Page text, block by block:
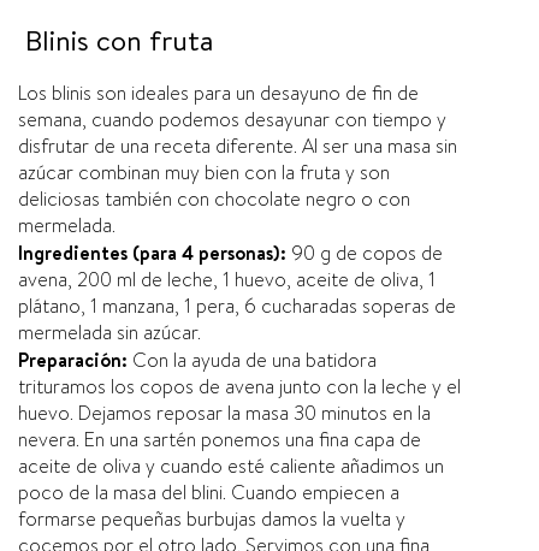
Blinis con fruta
Los blinis son ideales para un desayuno de fin de
semana, cuando podemos desayunar con tiempo y
disfrutar de una receta diferente. Al ser una masa sin
azúcar combinan muy bien con la fruta y son
deliciosas también con chocolate negro o con
mermelada.
Ingredientes (para 4 personas): 90 g de copos de
avena, 200 ml de leche, 1 huevo, aceite de oliva, 1
plátano, 1 manzana, 1 pera, 6 cucharadas soperas de
mermelada sin azúcar.
Preparación: Con la ayuda de una batidora
trituramos los copos de avena junto con la leche y el
huevo. Dejamos reposar la masa 30 minutos en la
nevera. En una sartén ponemos una fina capa de
aceite de oliva y cuando esté caliente añadimos un
poco de la masa del blini. Cuando empiecen a
formarse pequeñas burbujas damos la vuelta y
cocemos por el otro lado. Servimos con una fina